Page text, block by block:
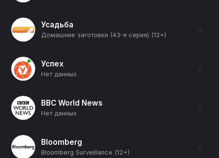
Усадьба
Домашние заготовки (43-я серия) (12+)
☆
Успех
Нет данных
☆
BBC World News
Нет данных
☆
Bloomberg
Bloomberg Surveillance (12+)
☆